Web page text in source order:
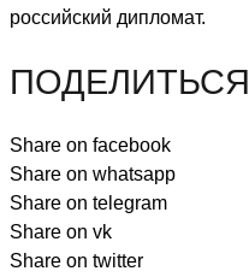
российский дипломат.
ПОДЕЛИТЬСЯ
Share on facebook
Share on whatsapp
Share on telegram
Share on vk
Share on twitter